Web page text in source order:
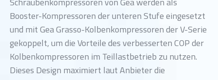
Booster-Kompressoren der unteren Stufe eingesetzt
und mit Gea Grasso-Kolbenkompressoren der V-Serie
gekoppelt, um die Vorteile des verbesserten COP der
Kolbenkompressoren im Teillastbetrieb zu nutzen.
Dieses Design maximiert laut Anbieter die